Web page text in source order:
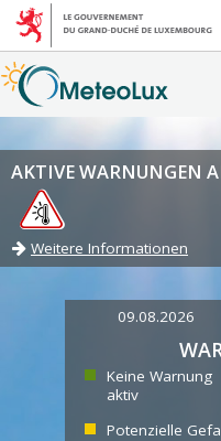
AKTIVE WARNUNGEN
Weitere Informationen
09.08.2026
Keine Warnung
aktiv
Potenzielle